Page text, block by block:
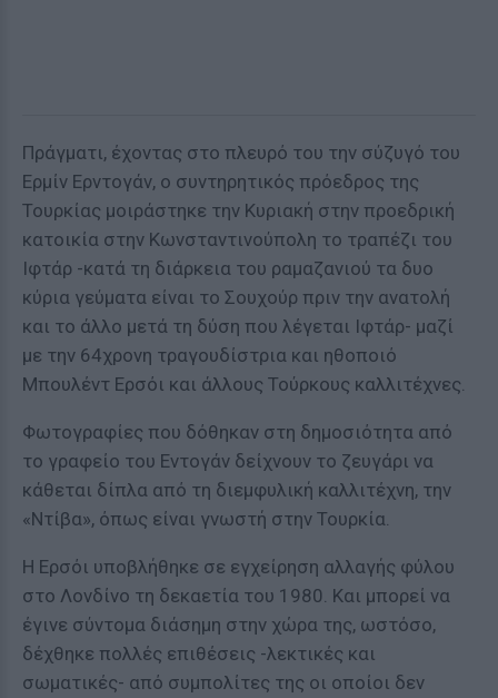
Πράγματι, έχοντας στο πλευρό του την σύζυγό του
Ερμίν Ερντογάν, ο συντηρητικός πρόεδρος της
Τουρκίας μοιράστηκε την Κυριακή στην προεδρική
κατοικία στην Κωνσταντινούπολη το τραπέζι του
Ιφτάρ -κατά τη διάρκεια του ραμαζανιού τα δυο
κύρια γεύματα είναι το Σουχούρ πριν την ανατολή
και το άλλο μετά τη δύση που λέγεται Ιφτάρ- μαζί
με την 64χρονη τραγουδίστρια και ηθοποιό
Μπουλέντ Ερσόι και άλλους Τούρκους καλλιτέχνες.
Φωτογραφίες που δόθηκαν στη δημοσιότητα από
το γραφείο του Εντογάν δείχνουν το ζευγάρι να
κάθεται δίπλα από τη διεμφυλική καλλιτέχνη, την
«Ντίβα», όπως είναι γνωστή στην Τουρκία.
Η Ερσόι υποβλήθηκε σε εγχείρηση αλλαγής φύλου
στο Λονδίνο τη δεκαετία του 1980. Και μπορεί να
έγινε σύντομα διάσημη στην χώρα της, ωστόσο,
δέχθηκε πολλές επιθέσεις -λεκτικές και
σωματικές- από συμπολίτες της οι οποίοι δεν